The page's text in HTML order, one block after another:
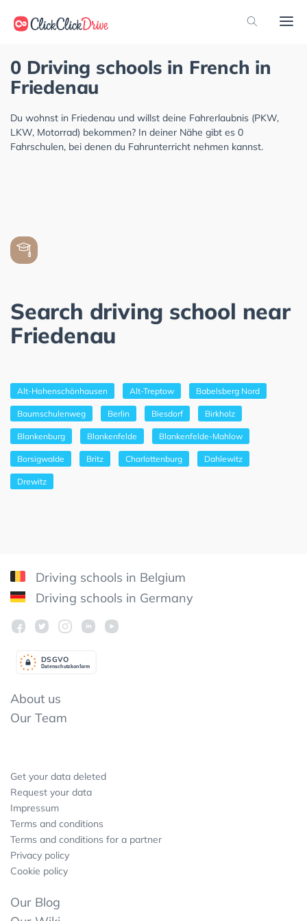
0 Driving schools in French in
Friedenau
Du wohnst in Friedenau und willst deine Fahrerlaubnis (PKW,
LKW, Motorrad) bekommen? In deiner Nähe gibt es 0
Fahrschulen, bei denen du Fahrunterricht nehmen kannst.
Search driving school near
Friedenau
Alt-Hohenschönhausen Alt-Treptow Babelsberg Nord
Baumschulenweg Berlin Biesdorf Birkholz
Blankenburg Blankenfelde Blankenfelde-Mahlow
Borsigwalde Britz Charlottenburg Dahlewitz
Drewitz
Driving schools in Belgium
Driving schools in Germany
Datenschutzkonform
DSGVO
About us
Our Team
Get your data deleted
Request your data
Impressum
Terms and conditions
Terms and conditions for a partner
Privacy policy
Cookie policy
Our Blog